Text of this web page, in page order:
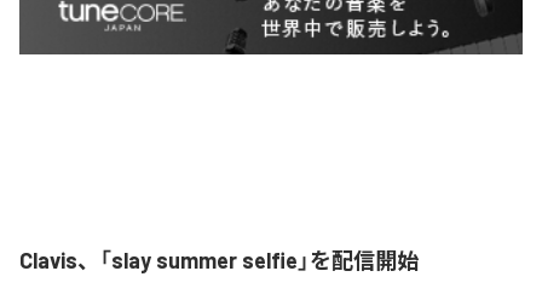
Clavis、「slay summer selfie」を配信開始